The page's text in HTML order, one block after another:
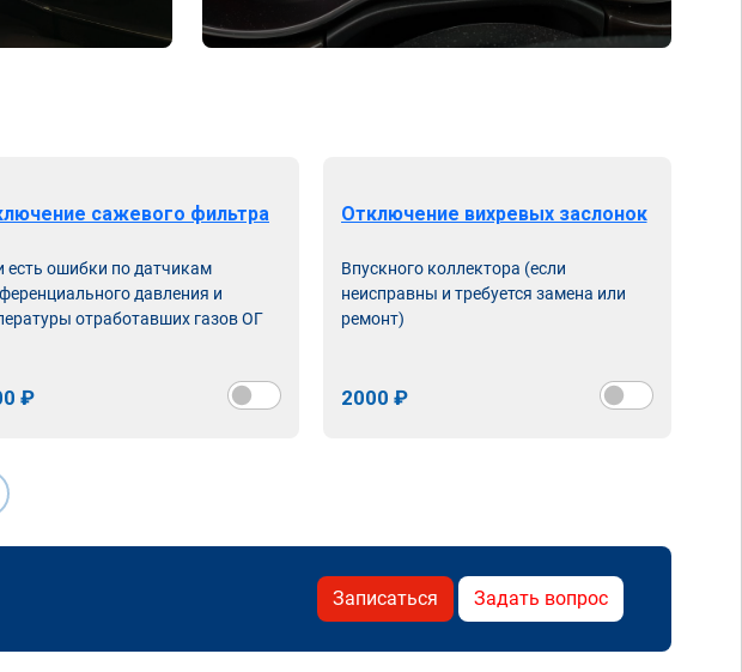
сажевого фильтра
есть ошибки по датчикам
давления и
отработавших газов ОГ
₽
Отключение вихревых заслонок
Впускного коллектора (если
неисправны и требуется замена или
ремонт)
2000 ₽
Записаться Задать вопрос